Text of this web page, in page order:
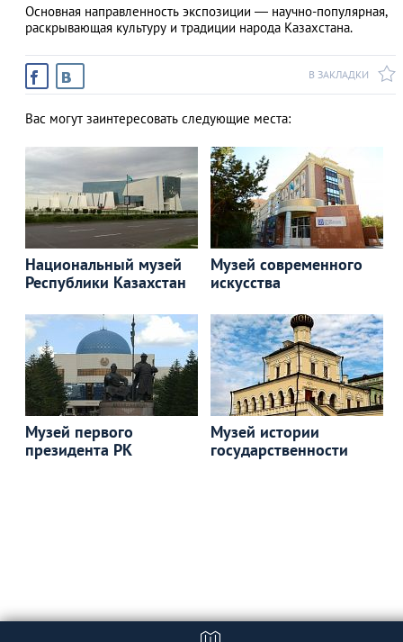
Основная направленность экспозиции — научно-популярная,
раскрывающая культуру и традиции народа Казахстана.
В ЗАКЛАДКИ
Вас могут заинтересовать следующие места:
Национальный музей
Республики Казахстан
Музей современного
искусства
Музей первого
президента РК
Музей истории
государственности